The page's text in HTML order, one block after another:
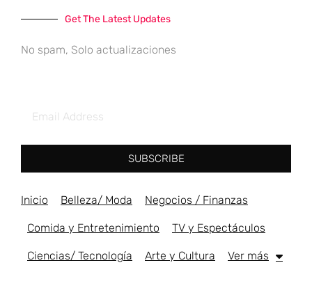
Get The Latest Updates
No spam, Solo actualizaciones
SUBSCRIBE
Inicio Belleza/ Moda Negocios / Finanzas
Comida y Entretenimiento TV y Espectáculos
Ciencias/ Tecnología Arte y Cultura Ver más